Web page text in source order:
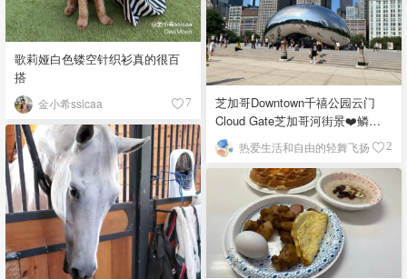
歌莉娅白色镂空针织衫真的很百
搭
金小希ssicaa 7
芝加哥Downtown千禧公园云门
Cloud Gate芝加哥河街景❤️鳞次
栉比的高楼
热爱生活和自由的轻舞飞扬 2